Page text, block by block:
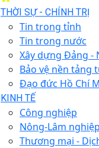
THỜI SỰ - CHÍNH TRỊ
Tin trong tỉnh
Tin trong nước
Xây dựng Đảng -
Bảo vệ nền tảng
Đạo đức Hồ Chí
KINH TẾ
Công nghiệp
Nông-Lâm nghiệp
Thương mại -